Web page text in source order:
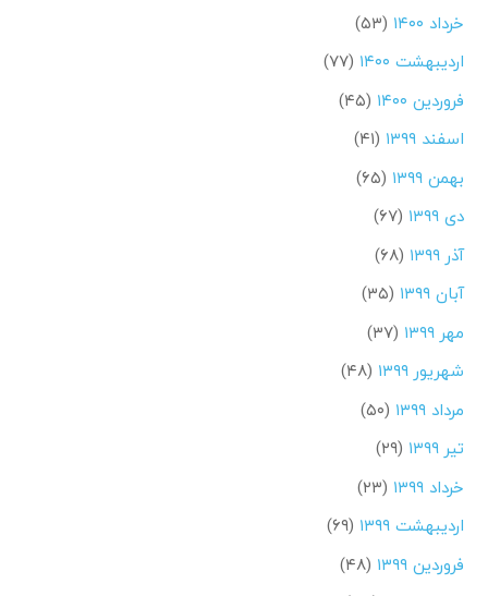
خرداد ۱۴۰۰
(۵۳)
اردیبهشت ۱۴۰۰
(۷۷)
فروردین ۱۴۰۰
(۴۵)
اسفند ۱۳۹۹
(۴۱)
بهمن ۱۳۹۹
(۶۵)
دی ۱۳۹۹
(۶۷)
آذر ۱۳۹۹
(۶۸)
آبان ۱۳۹۹
(۳۵)
مهر ۱۳۹۹
(۳۷)
شهریور ۱۳۹۹
(۴۸)
مرداد ۱۳۹۹
(۵۰)
تیر ۱۳۹۹
(۲۹)
خرداد ۱۳۹۹
(۲۳)
اردیبهشت ۱۳۹۹
(۶۹)
فروردین ۱۳۹۹
(۴۸)